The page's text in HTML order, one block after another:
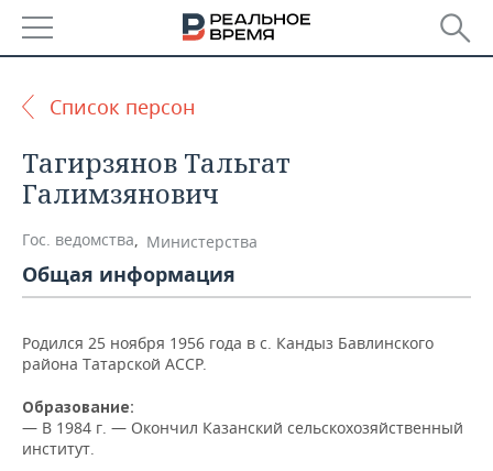
ТАТАРСТАН
УДМУРТИЯ
АНАЛИТИКА
НОВОСТИ АНАЛИТИКИ
ДЕКЛАРАЦИИ О ДОХОДАХ
КОРОЛИ ГОСЗАКАЗА ПФО
КОМУ ПРИНАДЛЕЖАТ
ТОРГОВЫЕ ЦЕНТРЫ
ЭКОНОМИКА
НОВОСТИ ЭКОНОМИКИ
БЮДЖЕТ
ПРОМЫШЛЕННОСТЬ
ПРОМЫШЛЕННОСТИ
АГРОПРОМ
МАШИНОСТРОЕНИЕ
НЕДВИЖИМОСТЬ
НОВОСТИ АВТО
БИЗНЕС
Список персон
Тагирзянов Тальгат
Галимзянович
Гос. ведомства, Министерства
Общая информация
Родился 25 ноября 1956 года в с. Кандыз Бавлинского
района Татарской АССР.
Образование:
— В 1984 г. — Окончил Казанский сельскохозяйственный
институт.